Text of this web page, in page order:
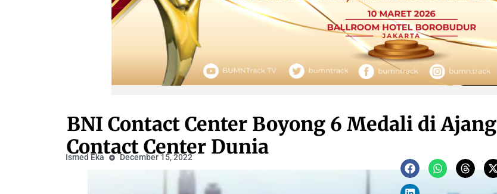
BNI Contact Center Boyong 6 Medali di Ajang
Contact Center Dunia
Ismed Eka December 15, 2022